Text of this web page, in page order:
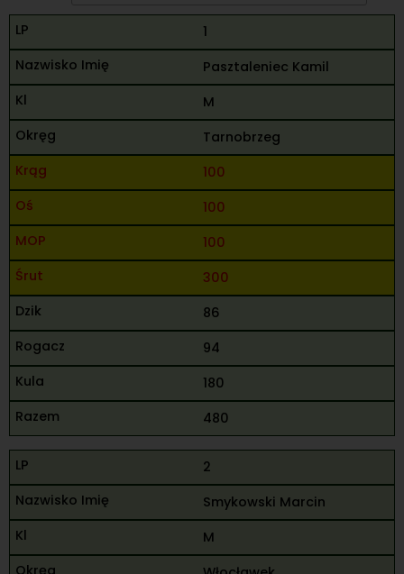
1
Pasztaleniec Kamil
M
Tarnobrzeg
100
100
100
300
86
94
180
480
2
Smykowski Marcin
M